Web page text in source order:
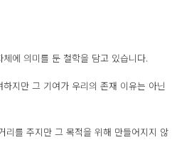
에 의미를 둔 철학을 담고 있습니다.
지만 그 기여가 우리의 존재 이유는 아닌
리를 주지만 그 목적을 위해 만들어지지 않